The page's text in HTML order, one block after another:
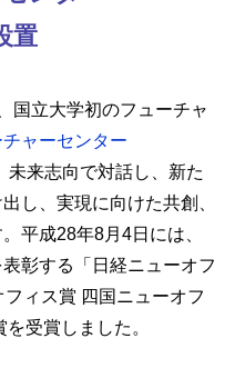
置
国立大学初のフューチャ
ャーセンター
未来志向で対話し、新た
し、実現に向けた共創、
平成28年8月4日には、
彰する「日経ニューオフ
ィス賞 四国ニューオフ
受賞しました。